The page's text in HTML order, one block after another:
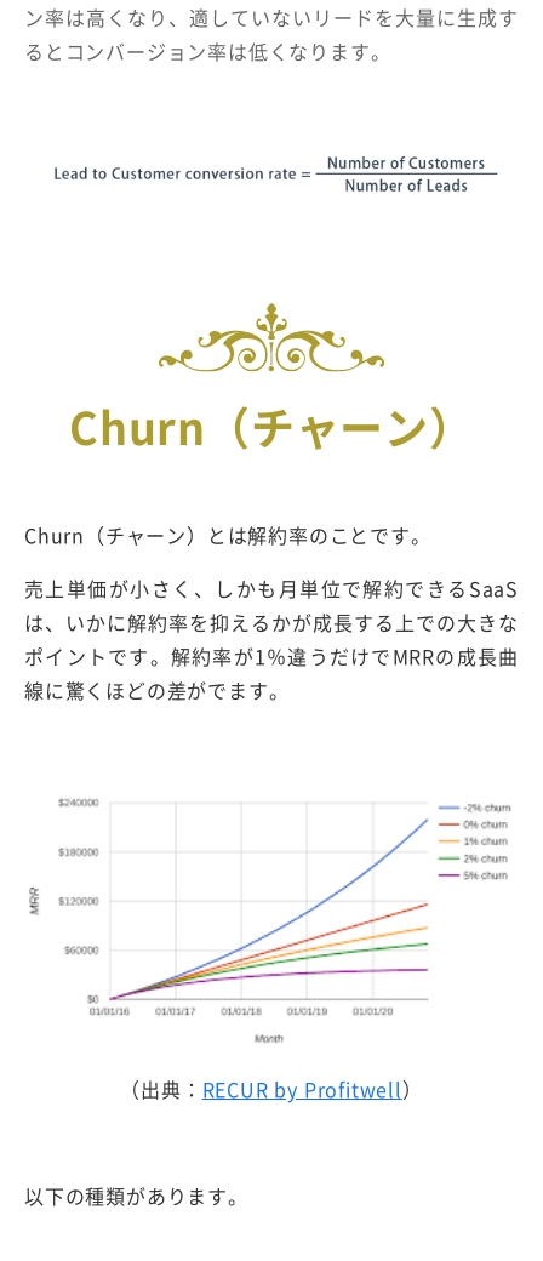
ン率は高くなり、適していないリードを大量に生成す
るとコンバージョン率は低くなります。
Churn（チャーン）
Churn（チャーン）とは解約率のことです。
売上単価が小さく、しかも月単位で解約できるSaaS
は、いかに解約率を抑えるかが成長する上での大きな
ポイントです。解約率が1％違うだけでMRRの成長曲
線に驚くほどの差がでます。
（出典： RECUR by Profitwell）
以下の種類があります。